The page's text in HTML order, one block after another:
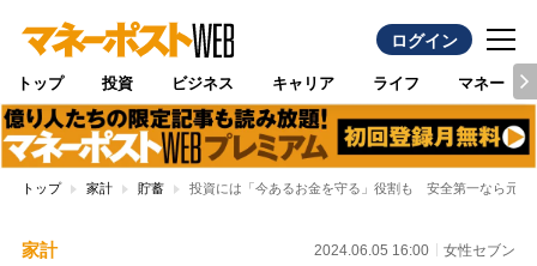
ログイン
トップ 投資 ビジネス キャリア ライフ マネー
トップ 家計 貯蓄 投資には「今あるお金を守る」役割も 安全第一なら元本
家計 2024.06.05 16:00 女性セブン